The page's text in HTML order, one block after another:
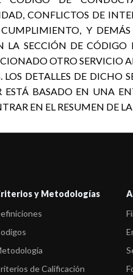
CONFLICTOS DE
CUMPLIMIENTO, Y
LA SECCIÓN DE
OTRO SERVICIO
LOS DETALLES DE DICHO
ESTÁ BASADO EN UNA
EN EL RESUMEN DE
y Metodologías
de Calificación